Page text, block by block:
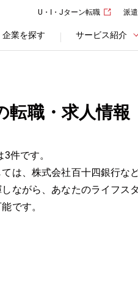
U・I・Jターン転職 派遣
企業を探す サービス紹介
転職・求人情報
件です。
は、株式会社百十四銀行な
ながら、あなたのライフ
です。